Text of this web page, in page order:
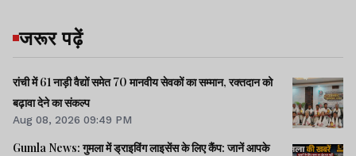
जरूर पढ़ें
रांची में 61 नाड़ी वैद्यों समेत 70 मानवीय सेवकों का सम्मान, रक्तदान को
बढ़ावा देने का संकल्प
Aug 08, 2026 09:49 PM
Gumla News: गुमला में ड्राइविंग लाइसेंस के लिए कैंप: जानें आपके